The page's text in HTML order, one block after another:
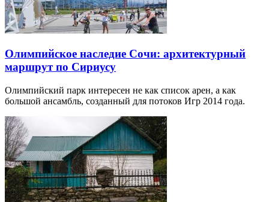
Олимпийское наследие Сочи: архитектурный
маршрут по Сириусу
Олимпийский парк интересен не как список арен, а как
большой ансамбль, созданный для потоков Игр 2014 года.